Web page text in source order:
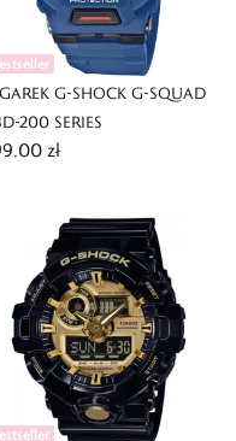
G-SHOCK G-SQUAD
200 SERIES
zł